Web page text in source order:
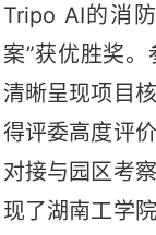
Tripo AI的消
案”获优胜奖。
清晰呈现项目
得评委高度评
对接与园区考
现了湖南工学院